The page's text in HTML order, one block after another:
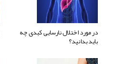
در مورد اختلال نارسایی کبدی چه
باید بدانید؟